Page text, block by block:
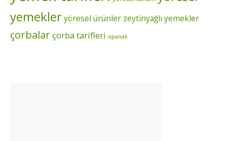
yemekleryöresel ürünler zeytinyağlı yemekler
çorbalarçorba tarifleri ıspanak